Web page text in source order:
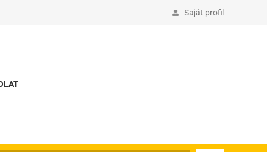
Saját profil